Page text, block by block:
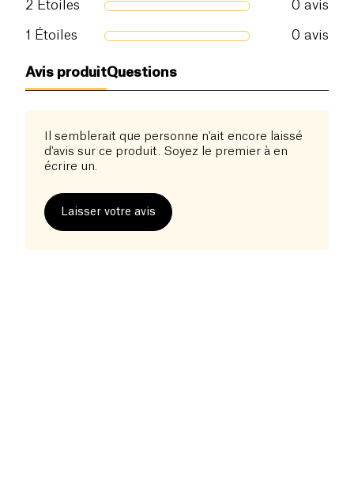
2 Étoiles 0 avis
1 Étoiles 0 avis
Avis produitQuestions
Il semblerait que personne n'ait encore laissé
d'avis sur ce produit. Soyez le premier à en
écrire un.
Laisser votre avis